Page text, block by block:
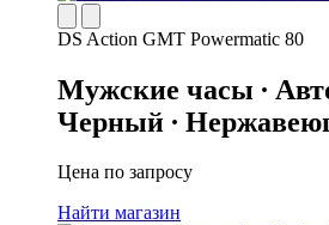
DS Action GMT Powermatic 80
Мужские часы ∙
Черный ∙
Цена по запросу
Найти магазин